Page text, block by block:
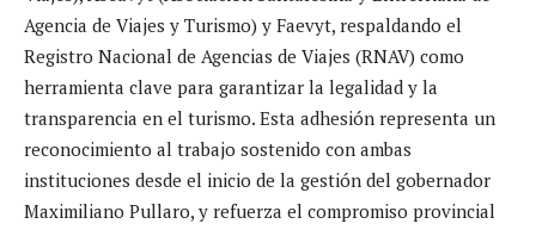
Agencia de Viajes y Turismo) y Faevyt, respaldando el
Registro Nacional de Agencias de Viajes (RNAV) como
herramienta clave para garantizar la legalidad y la
transparencia en el turismo. Esta adhesión representa un
reconocimiento al trabajo sostenido con ambas
instituciones desde el inicio de la gestión del gobernador
Maximiliano Pullaro, y refuerza el compromiso provincial